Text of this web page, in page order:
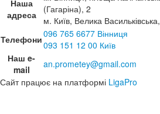
Наша
адреса
(Гагаріна), 2
м. Київ, Велика
Телефони096 765 6677 Вінниця
093 151 12 00 Київ
Наш e-
mail
an.prometey@gmail.com
Сайт працює на платформі LigaPro